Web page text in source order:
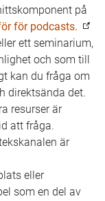
på
för podcasts.
ett seminarium,
och som till
kan du fråga om
direktsända det.
resurser är
att fråga.
är
eller
som en del av